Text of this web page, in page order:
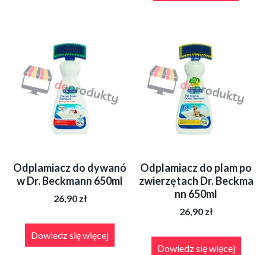
Odplamiacz do dywanó
w Dr. Beckmann 650ml
26,90 zł
Dowiedz się więcej
Odplamiacz do plam po
zwierzętach Dr. Beckma
nn 650ml
26,90 zł
Dowiedz się więcej